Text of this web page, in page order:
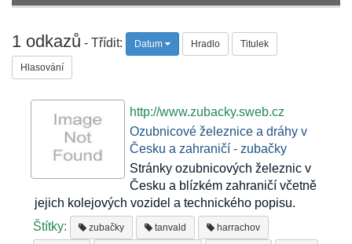
1 odkazů - Třídit: Datum Hradlo Titulek
Hlasování
http://www.zubacky.sweb.cz
Ozubnicové železnice a dráhy v
Česku a zahraničí - zubačky
Stránky ozubnicových železnic v
Česku a blízkém zahraničí včetně
jejich kolejových vozidel a technického popisu.
Štítky:
zubačky tanvald harrachov